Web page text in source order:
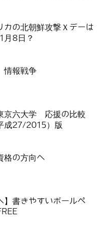
カの北朝鮮攻撃Ｘデーは
月8日？
情報戦争
京六大学 応援の比較
成27/2015）版
格の方向へ
】書きやすいボールペ